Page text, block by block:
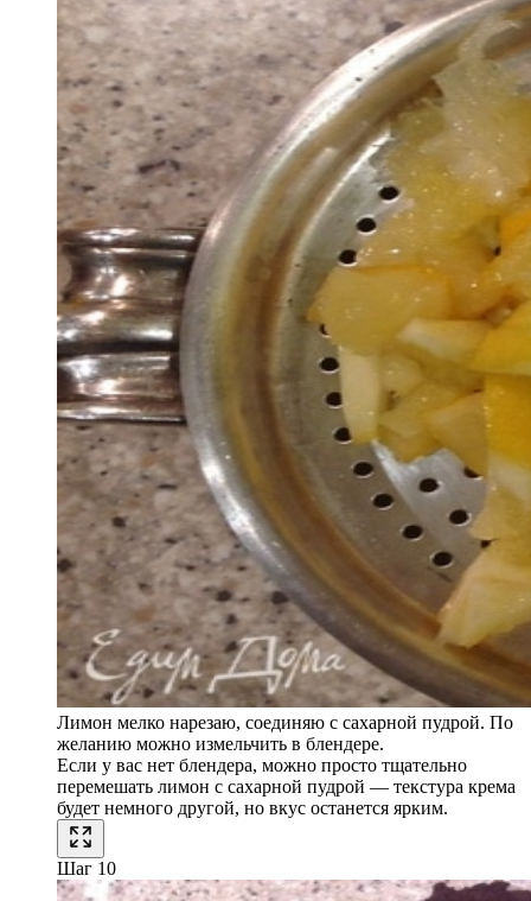
Лимон мелко нарезаю, соединяю с сахарной пудрой. По
желанию можно измельчить в блендере.
Если у вас нет блендера, можно просто тщательно
перемешать лимон с сахарной пудрой — текстура крема
будет немного другой, но вкус останется ярким.
Шаг 10